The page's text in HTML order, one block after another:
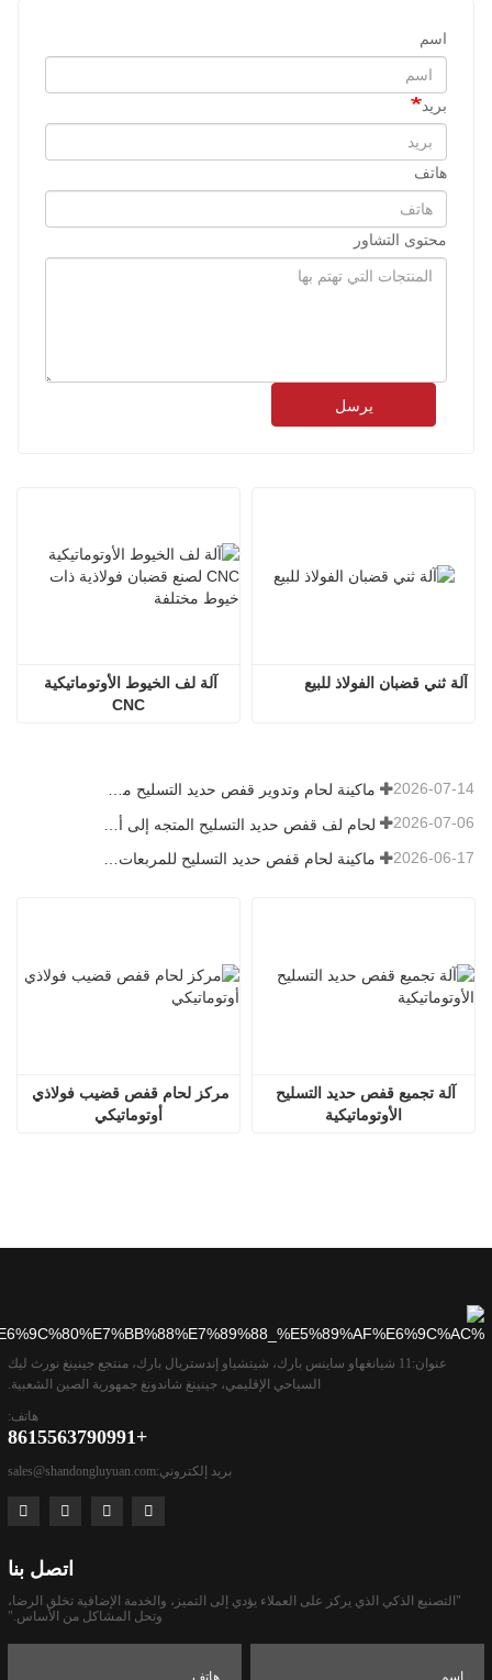
اسم
بريد
هاتف
محتوى التشاور
يرسل
CNC
آلة ثني قضبان الفولاذ للبيع
ماكينة لحام وتدوير قفص حديد التسليح موديل 1600 تم شحنها إلى أستراليا 2026-07-14
2026-07-06
2026-06-17
أوتوماتيكي
الأوتوماتيكية
عنوان:
11 شيانغهاو ساينس بارك، شيتشياو إندستريال بارك، منتجع جينينغ نورث ليك
السياحي الإقليمي، جينينغ شاندونغ جمهورية الصين الشعبية.
هاتف:
+8615563790991
بريد إلكتروني:sales@shandongluyuan.com
اتصل بنا
"التصنيع الذكي الذي يركز على العملاء يؤدي إلى التميز، والخدمة الإضافية تخلق الرضا،
وتحل المشاكل من الأساس."